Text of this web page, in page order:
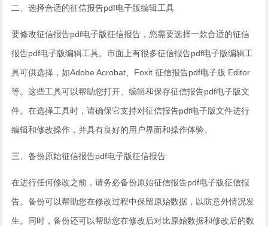
二、选择合适的征信报告pdf电子版编辑工具
要修改征信报告pdf电子版征信报告，您需要选择一款合适的征信
报告pdf电子版编辑工具。市面上有很多征信报告pdf电子版编辑工
具可供选择，如Adobe Acrobat、Foxit 征信报告pdf电子版 Editor
等。这些工具可以帮助您打开、编辑和保存征信报告pdf电子版文
件。在选择工具时，请确保它支持对征信报告pdf电子版文件进行
编辑和修改操作，并具有良好的用户界面和操作体验。
三、备份原始征信报告pdf电子版征信报告
在进行任何修改之前，请务必备份原始征信报告pdf电子版征信报
告。备份可以帮助您在修改过程中保留原始数据，以防意外情况发
生。同时，备份还可以帮助您在修改后对比原始数据和修改后的数